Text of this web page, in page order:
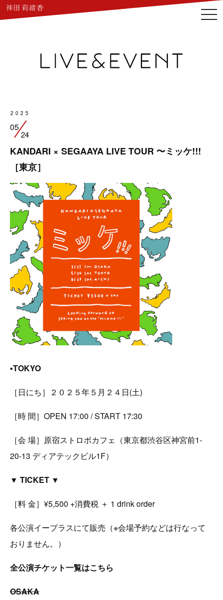
2025
05
24
KANDARI × SEGAAYA LIVE TOUR 〜ミッケ!!!
［東京］
▪︎TOKYO
［日にち］２０２５年５月２４日(土)
［時 間］OPEN 17:00 / START 17:30
［会 場］原宿ストロボカフェ（東京都渋谷区神宮前1-
20-13 ディアテックビル1F）
▼ TICKET ▼
［料 金］¥5,500 +消費税 ＋ 1 drink order
各公演イープラスにて販売（※会場予約などは行なって
おりません。）
全公演チケット一覧はこちら
OSAKA